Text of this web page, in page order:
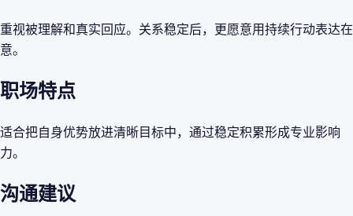
重视被理解和真实回应。关系稳定后，更愿意用持续行动表达在
意。
职场特点
适合把自身优势放进清晰目标中，通过稳定积累形成专业影响
力。
沟通建议